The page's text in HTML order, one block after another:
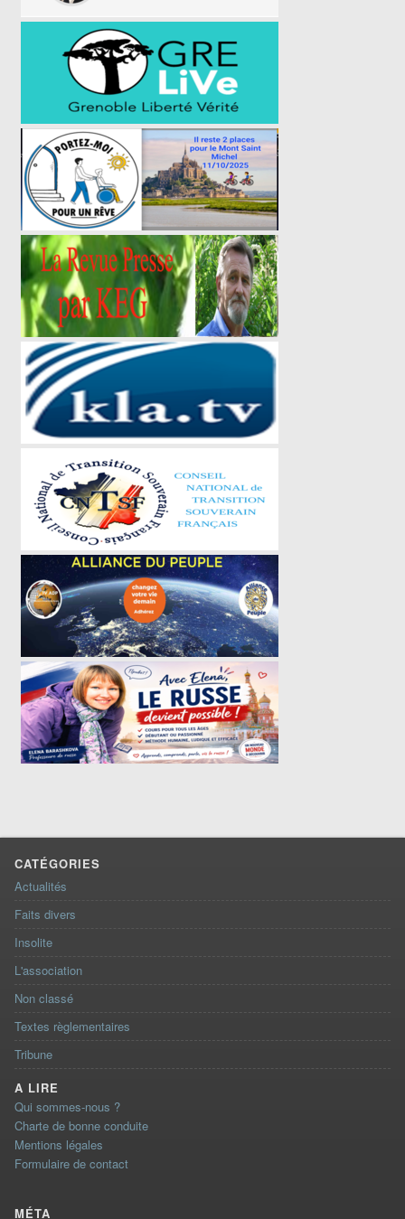
CATÉGORIES
Actualités
Faits divers
Insolite
L'association
Non classé
Textes règlementaires
Tribune
A LIRE
Qui sommes-nous ?
Charte de bonne conduite
Mentions légales
Formulaire de contact
MÉTA